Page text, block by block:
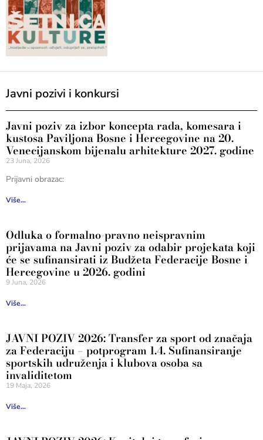
Javni pozivi i konkursi
Javni poziv za izbor koncepta rada, komesara i
kustosa Paviljona Bosne i Hercegovine na 20.
Venecijanskom bijenalu arhitekture 2027. godine
23 Juna, 2026
Prijavni obrazac:
Više...
Odluka o formalno-pravno neispravnim
prijavama na Javni poziv za odabir projekata koji
će se sufinansirati iz Budžeta Federacije Bosne i
Hercegovine u 2026. godini
9 Juna, 2026
Više...
JAVNI POZIV 2026: Transfer za sport od značaja
za Federaciju – potprogram 1.4. Sufinansiranje
sportskih udruženja i klubova osoba sa
invaliditetom
19 Maja, 2026
Više...